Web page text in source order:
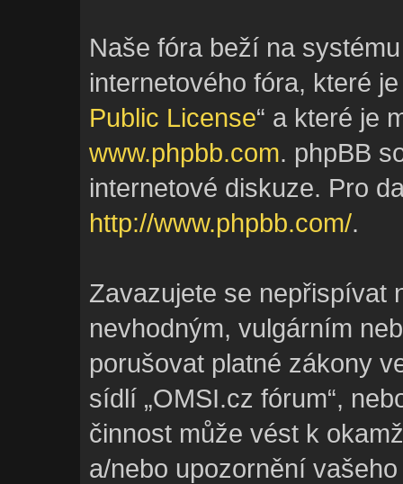
Naše fóra beží na
internetového fóra, které
Public License“ a které je
www.phpbb.com. phpBB
internetové diskuze. Pro
http://www.phpbb.com/.
Zavazujete se nepřispívat
nevhodným, vulgárním
porušovat platné zákony
sídlí „OMSI.cz fórum“,
činnost může vést k
a/nebo upozornění